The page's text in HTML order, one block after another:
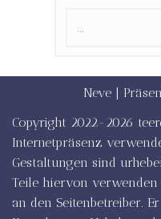
Neve |
Copyright 2022-2026
Internetpräsenz
Gestaltungen sind
Teile hiervon
an den Seitenbetreiber.